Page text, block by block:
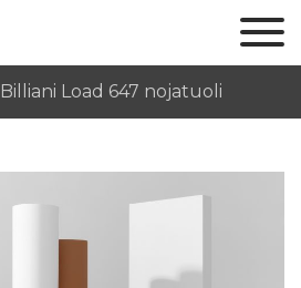
Billiani Load 647 nojatuoli